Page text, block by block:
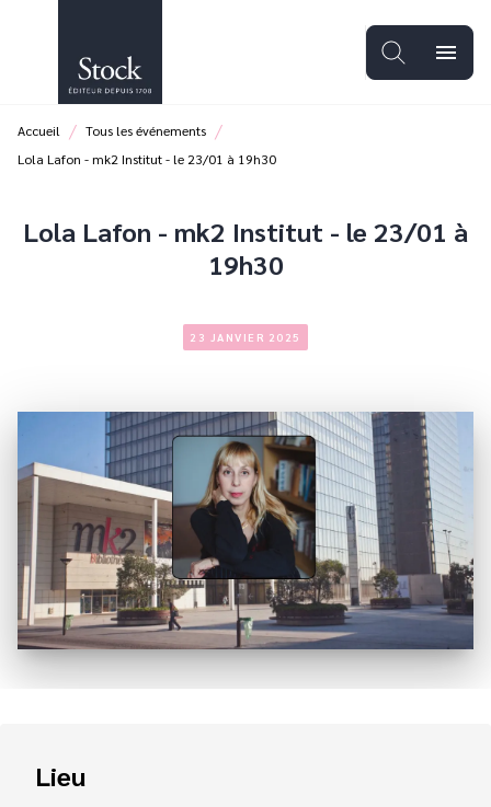
PIED DE PAGE
menu
Accueil / Tous les événements /
Lola Lafon - mk2 Institut - le 23/01 à 19h30
Lola Lafon - mk2 Institut - le 23/01 à
19h30
23 JANVIER 2025
Lieu